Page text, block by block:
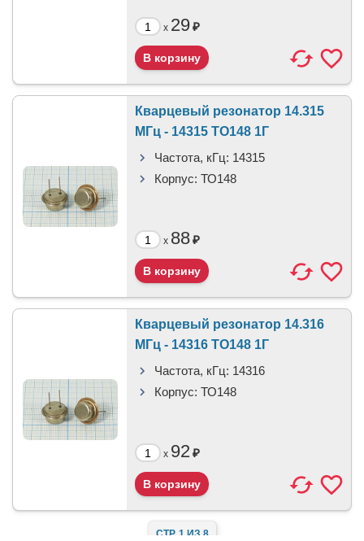
x 29₽
Кварцевый резонатор 14.315
МГц - 14315 ТО148 1Г
Частота, кГц: 14315
Корпус: ТО148
x 88₽
Кварцевый резонатор 14.316
МГц - 14316 ТО148 1Г
Частота, кГц: 14316
Корпус: ТО148
x 92₽
СТР. 1 ИЗ 8